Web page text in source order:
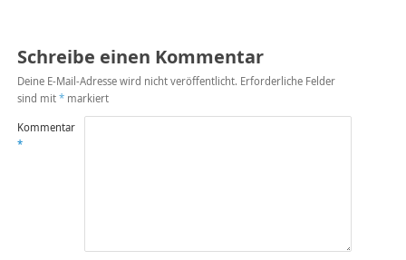
Schreibe einen Kommentar
Deine E-Mail-Adresse wird nicht veröffentlicht. Erforderliche Felder
sind mit *markiert
Kommentar
*